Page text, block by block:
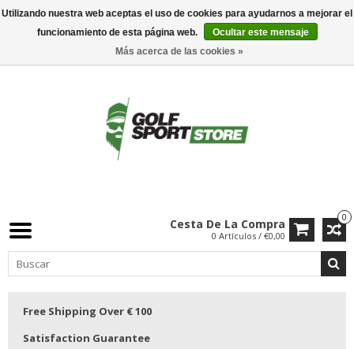
0
Cesta De La Compra
0 Artículos / €0,00
Free Shipping Over € 100
Satisfaction Guarantee
Utilizando nuestra web aceptas el uso de cookies para ayudarnos a mejorar el
funcionamiento de esta página web.
Ocultar este mensaje
Más acerca de las cookies »